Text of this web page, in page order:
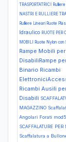
TRASPORTATRICI
NASTRI E RULLIERE
Rulliere Lineari Ruote
Idraulico RUOTE PER
MOBILI Ruote Nylon con
Rampe Mobili per
DisabiliRampe
Binario Ricambi
Ricambi Ausili
Disabili
MAGAZZINO
Angolari Forati
SCAFFALATURE PER
Scaffalatura a